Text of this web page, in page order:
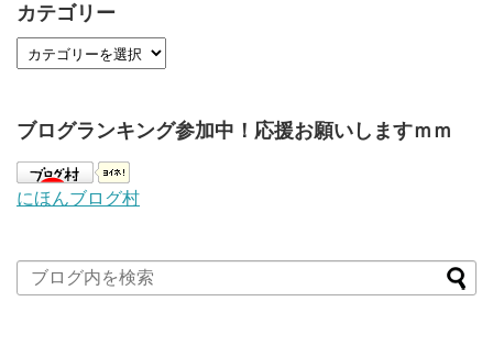
カテゴリー
ブログランキング参加中！応援お願いしますｍｍ
にほんブログ村